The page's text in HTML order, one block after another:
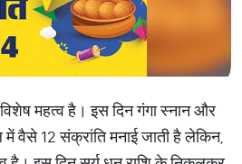
महत्व है। इस दिन गंगा स्नान और
वैसे 12 संक्रांति मनाई जाती है लेकिन,